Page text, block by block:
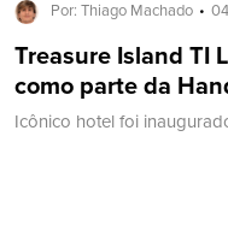
Por: Thiago Machado
Treasure Island TI
como parte da
Icônico hotel foi